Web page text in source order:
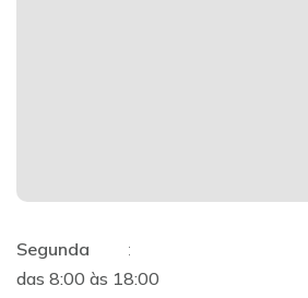
Segunda
:
das 8:00 às 18:00